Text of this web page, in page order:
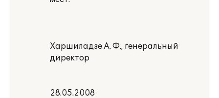
Харшиладзе А. Ф., генеральный
директор
28.05.2008